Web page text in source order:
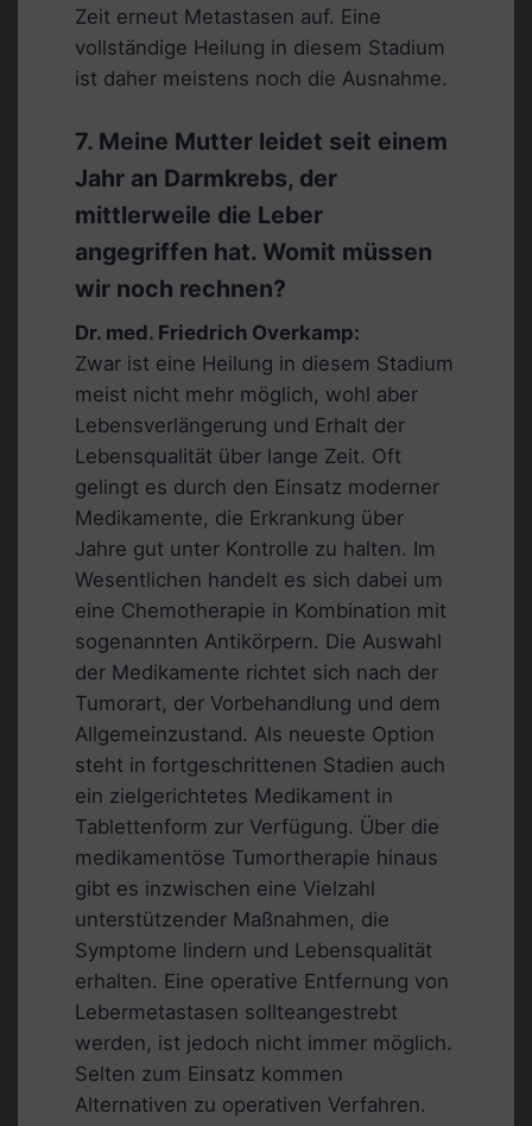
Zeit erneut Metastasen auf. Eine
vollständige Heilung in diesem Stadium
ist daher meistens noch die Ausnahme.
7. Meine Mutter leidet seit einem
Jahr an Darmkrebs, der
mittlerweile die Leber
angegriffen hat. Womit müssen
wir noch rechnen?
Dr. med. Friedrich Overkamp:
Zwar ist eine Heilung in diesem Stadium
meist nicht mehr möglich, wohl aber
Lebensverlängerung und Erhalt der
Lebensqualität über lange Zeit. Oft
gelingt es durch den Einsatz moderner
Medikamente, die Erkrankung über
Jahre gut unter Kontrolle zu halten. Im
Wesentlichen handelt es sich dabei um
eine Chemotherapie in Kombination mit
sogenannten Antikörpern. Die Auswahl
der Medikamente richtet sich nach der
Tumorart, der Vorbehandlung und dem
Allgemeinzustand. Als neueste Option
steht in fortgeschrittenen Stadien auch
ein zielgerichtetes Medikament in
Tablettenform zur Verfügung. Über die
medikamentöse Tumortherapie hinaus
gibt es inzwischen eine Vielzahl
unterstützender Maßnahmen, die
Symptome lindern und Lebensqualität
erhalten. Eine operative Entfernung von
Lebermetastasen sollteangestrebt
werden, ist jedoch nicht immer möglich.
Selten zum Einsatz kommen
Alternativen zu operativen Verfahren.